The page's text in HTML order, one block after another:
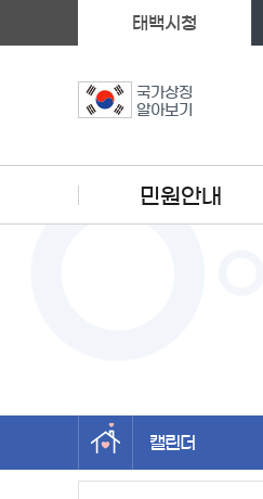
국가상징
알아보기
태백시청
민원안내
캘린더
왼쪽메뉴